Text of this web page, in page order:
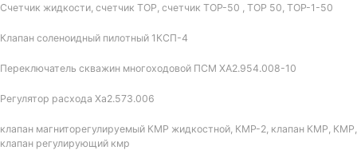
Счетчик жидкости, счетчик ТОР, счетчик ТОР-50 , ТОР 50, ТОР-1-50
Клапан соленоидный пилотный 1КСП-4
Переключатель скважин многоходовой ПСМ ХА2.954.008-10
Регулятор расхода Ха2.573.006
клапан магниторегулируемый КМР жидкостной, КМР-2, клапан КМР, КМР,
клапан регулирующий кмр